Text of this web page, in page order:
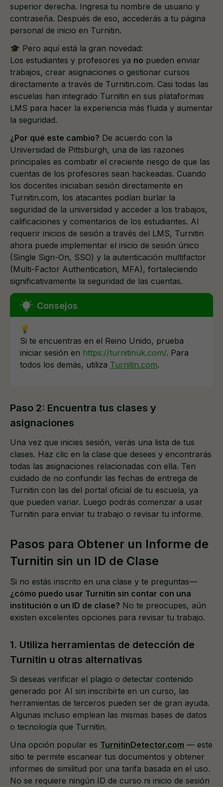
superior derecha. Ingresa tu nombre de usuario y
contraseña. Después de eso, accederás a tu página
personal de inicio en Turnitin.
🎓 Pero aquí está la gran novedad:
Los estudiantes y profesores ya no pueden enviar
trabajos, crear asignaciones o gestionar cursos
directamente a través de Turnitin.com. Casi todas las
escuelas han integrado Turnitin en sus plataformas
LMS para hacer la experiencia más fluida y aumentar
la seguridad.
¿Por qué este cambio? De acuerdo con la
Universidad de Pittsburgh, una de las razones
principales es combatir el creciente riesgo de que las
cuentas de los profesores sean hackeadas. Cuando
los docentes iniciaban sesión directamente en
Turnitin.com, los atacantes podían burlar la
seguridad de la universidad y acceder a los trabajos,
calificaciones y comentarios de los estudiantes. Al
requerir inicios de sesión a través del LMS, Turnitin
ahora puede implementar el inicio de sesión único
(Single Sign-On, SSO) y la autenticación multifactor
(Multi-Factor Authentication, MFA), fortaleciendo
significativamente la seguridad de las cuentas.
💡
Si te encuentras en el Reino Unido, prueba
iniciar sesión en https://turnitinuk.com/. Para
todos los demás, utiliza Turnitin.com.
Paso 2: Encuentra tus clases y
asignaciones
Una vez que inicies sesión, verás una lista de tus
clases. Haz clic en la clase que desees y encontrarás
todas las asignaciones relacionadas con ella. Ten
cuidado de no confundir las fechas de entrega de
Turnitin con las del portal oficial de tu escuela, ya
que pueden variar. Luego podrás comenzar a usar
Turnitin para enviar tu trabajo o revisar tu informe.
Pasos para Obtener un Informe de
Turnitin sin un ID de Clase
Si no estás inscrito en una clase y te preguntas—
¿cómo puedo usar Turnitin sin contar con una
institución o un ID de clase? No te preocupes, aún
existen excelentes opciones para revisar tu trabajo.
1. Utiliza herramientas de detección de
Turnitin u otras alternativas
Si deseas verificar el plagio o detectar contenido
generado por AI sin inscribirte en un curso, las
herramientas de terceros pueden ser de gran ayuda.
Algunas incluso emplean las mismas bases de datos
o tecnología que Turnitin.
Una opción popular es TurnitinDetector.com — este
sitio te permite escanear tus documentos y obtener
informes de similitud por una tarifa basada en el uso.
No se requiere ningún ID de curso ni inicio de sesión